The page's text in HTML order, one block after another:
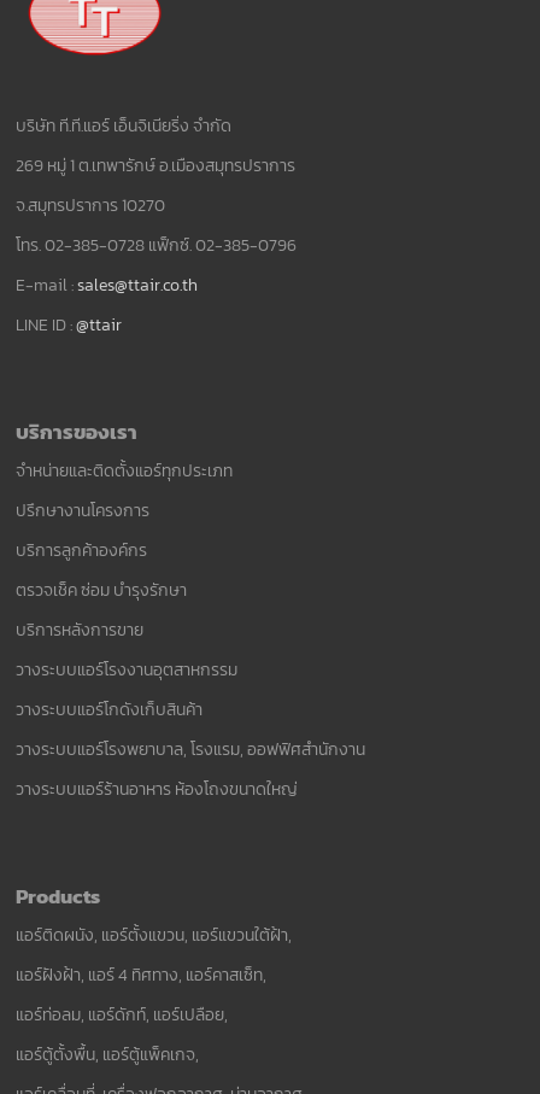
บริษัท ที.ที.แอร์ เอ็นจิเนียริ่ง จำกัด
269 หมู่ 1 ต.เทพารักษ์ อ.เมืองสมุทรปราการ
จ.สมุทรปราการ 10270
โทร. 02-385-0728 แฟ็กซ์. 02-385-0796
E-mail :sales@ttair.co.th
LINE ID :@ttair
บริการของเรา
จำหน่ายและติดตั้งแอร์ทุกประเภท
ปรึกษางานโครงการ
บริการลูกค้าองค์กร
ตรวจเช็ค ซ่อม บำรุงรักษา
บริการหลังการขาย
วางระบบแอร์โรงงานอุตสาหกรรม
วางระบบแอร์โกดังเก็บสินค้า
วางระบบแอร์โรงพยาบาล, โรงแรม, ออฟฟิศสำนักงาน
วางระบบแอร์ร้านอาหาร ห้องโถงขนาดใหญ่
Products
แอร์ติดผนัง, แอร์ตั้งแขวน, แอร์แขวนใต้ฝ้า,
แอร์ฝังฝ้า, แอร์ 4 ทิศทาง, แอร์คาสเซ็ท,
แอร์ท่อลม, แอร์ดักท์, แอร์เปลือย,
แอร์ตู้ตั้งพื้น, แอร์ตู้แพ็คเกจ,